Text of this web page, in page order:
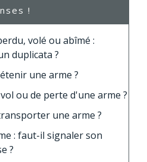
!
volé ou abîmé :
duplicata ?
une arme ?
ou de perte d'une arme ?
une arme ?
: faut-il signaler son
?